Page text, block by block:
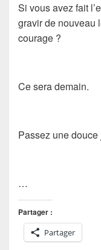
Si vous avez fait
gravir de
courage ?
Ce sera demain.
Passez une douce
…
Partager :
Partager